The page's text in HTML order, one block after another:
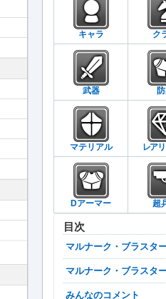
キャラ ク
武器
マテリアル レア
Dアーマー 超
目次
マルナーク・ブラスタ
マルナーク・ブラス
みんなのコメント